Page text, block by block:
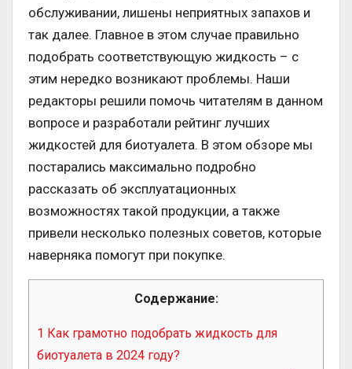
обслуживании, лишены неприятных запахов и
так далее. Главное в этом случае правильно
подобрать соответствующую жидкость – с
этим нередко возникают проблемы. Наши
редакторы решили помочь читателям в данном
вопросе и разработали рейтинг лучших
жидкостей для биотуалета. В этом обзоре мы
постарались максимально подробно
рассказать об эксплуатационных
возможностях такой продукции, а также
привели несколько полезных советов, которые
наверняка помогут при покупке.
Содержание:
1 Как грамотно подобрать жидкость для
биотуалета в 2024 году?